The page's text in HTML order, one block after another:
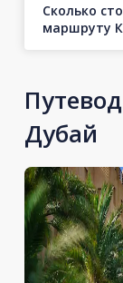
Сколько
маршруту
Дубай